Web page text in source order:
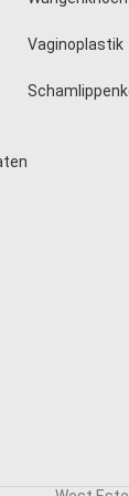
Vaginoplastik